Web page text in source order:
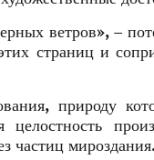
ветров», –
страниц и
природу
частиц